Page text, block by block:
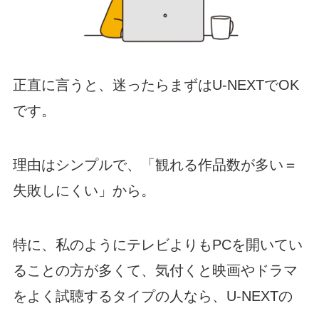
正直に言うと、迷ったらまずはU-NEXTでOK
です。
理由はシンプルで、「観れる作品数が多い＝
失敗しにくい」から。
特に、私のようにテレビよりもPCを開いてい
ることの方が多くて、気付くと映画やドラマ
をよく試聴するタイプの人なら、U-NEXTの